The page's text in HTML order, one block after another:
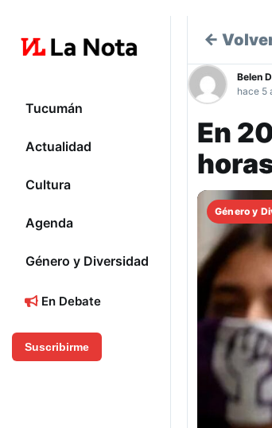
Tucumán
Actualidad
Cultura
Agenda
Género y Diversidad
En Debate
Suscribirme
←
Belen
hace 5
En
Género y